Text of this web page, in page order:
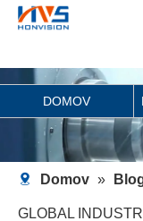
DOMOV
Domov »
GLOBAL